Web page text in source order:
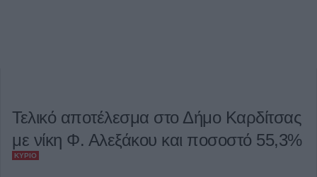
Τελικό αποτέλεσμα στο Δήμο Καρδίτσας
με νίκη Φ. Αλεξάκου και ποσοστό 55,3%
ΚΎΡΙΟ